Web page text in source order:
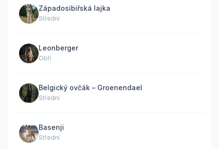
Západosibiřská lajka
Střední
Leonberger
Obří
Belgický ovčák – Groenendael
Střední
Basenji
Střední